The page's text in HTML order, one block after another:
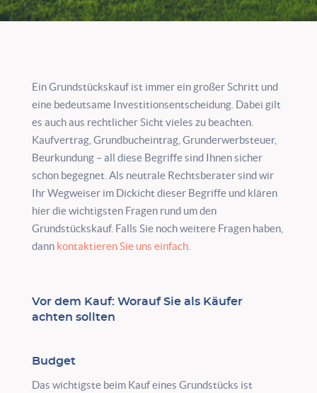
Ein Grundstückskauf ist immer ein großer Schritt und
eine bedeutsame Investitionsentscheidung. Dabei gilt
es auch aus rechtlicher Sicht vieles zu beachten.
Kaufvertrag, Grundbucheintrag, Grunderwerbsteuer,
Beurkundung – all diese Begriffe sind Ihnen sicher
schon begegnet. Als neutrale Rechtsberater sind wir
Ihr Wegweiser im Dickicht dieser Begriffe und klären
hier die wichtigsten Fragen rund um den
Grundstückskauf. Falls Sie noch weitere Fragen haben,
dann kontaktieren Sie uns einfach.
Vor dem Kauf: Worauf Sie als Käufer
achten sollten
Budget
Das wichtigste beim Kauf eines Grundstücks ist